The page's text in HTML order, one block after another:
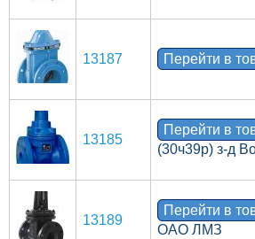
13187 Перейти в
13185
Перейти в
(30ч39р) з-д
13189
Перейти в
ОАО ЛМЗ